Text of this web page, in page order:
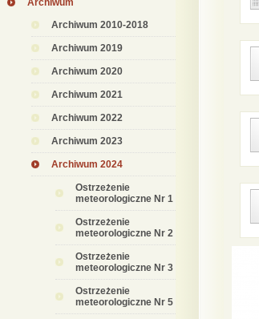
Archiwum
Archiwum 2010-2018
Archiwum 2019
Archiwum 2020
Archiwum 2021
Archiwum 2022
Archiwum 2023
Archiwum 2024
Ostrzeżenie
meteorologiczne Nr 1
Ostrzeżenie
meteorologiczne Nr 2
Ostrzeżenie
meteorologiczne Nr 3
Ostrzeżenie
meteorologiczne Nr 5